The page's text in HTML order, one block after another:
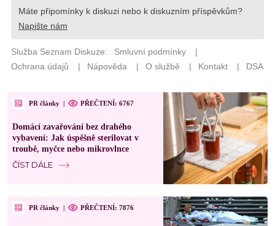
PR články | PŘEČTENÍ: 6767
Domácí zavařování bez drahého
vybavení: Jak úspěšně sterilovat v
troubě, myčce nebo mikrovlnce
ČÍST DÁLE
PR články | PŘEČTENÍ: 7876